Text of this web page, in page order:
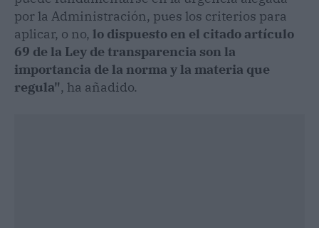
por la Administración, pues los criterios para
aplicar, o no, lo dispuesto en el citado artículo
69 de la Ley de transparencia son la
importancia de la norma y la materia que
regula", ha añadido.